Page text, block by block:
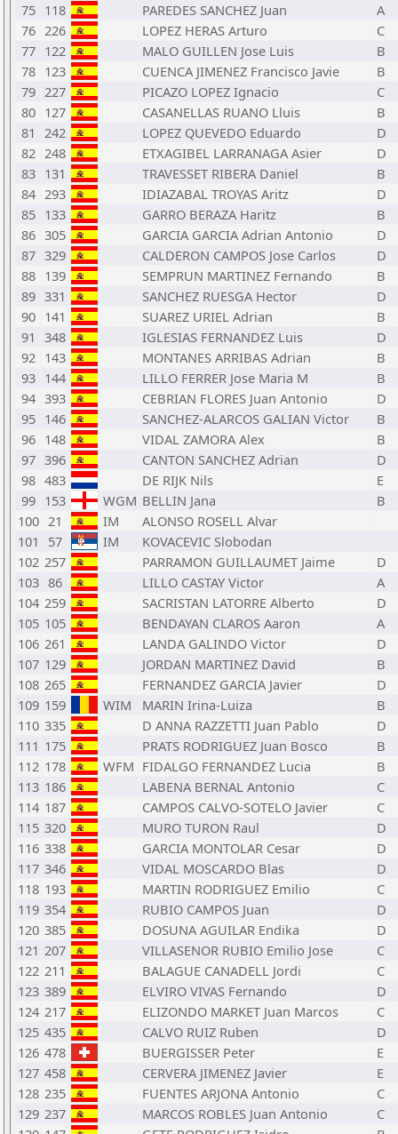
75 118 PAREDES SANCHEZ Juan
A
76 226 LOPEZ HERAS Arturo
C
77 122 MALO GUILLEN Jose Luis
B
78 123 CUENCA JIMENEZ Francisco Javie
B
79 227 PICAZO LOPEZ Ignacio
C
80 127 CASANELLAS RUANO Lluis
B
81 242 LOPEZ QUEVEDO Eduardo
D
82 248 ETXAGIBEL LARRANAGA Asier
D
83 131 TRAVESSET RIBERA Daniel
B
84 293 IDIAZABAL TROYAS Aritz
D
85 133 GARRO BERAZA Haritz
B
86 305 GARCIA GARCIA Adrian Antonio
D
87 329 CALDERON CAMPOS Jose Carlos
D
88 139 SEMPRUN MARTINEZ Fernando
B
89 331 SANCHEZ RUESGA Hector
D
90 141 SUAREZ URIEL Adrian
B
91 348 IGLESIAS FERNANDEZ Luis
D
92 143 MONTANES ARRIBAS Adrian
B
93 144 LILLO FERRER Jose Maria M
B
94 393 CEBRIAN FLORES Juan Antonio
D
95 146 SANCHEZ-ALARCOS GALIAN Victor
B
96 148 VIDAL ZAMORA Alex
B
97 396 CANTON SANCHEZ Adrian
D
98 483 DE RIJK Nils
E
99 153 WGM BELLIN Jana
B
100 21 IM
ALONSO ROSELL Alvar
101
57 IM
KOVACEVIC Slobodan
102 257 PARRAMON GUILLAUMET Jaime
D
103 86 LILLO CASTAY Victor
A
104 259 SACRISTAN LATORRE Alberto
D
105 105 BENDAYAN CLAROS Aaron
A
106 261 LANDA GALINDO Victor
D
107 129 JORDAN MARTINEZ David
B
108 265 FERNANDEZ GARCIA Javier
D
109 159 WIM MARIN Irina-Luiza
B
110 335 D ANNA RAZZETTI Juan Pablo
D
111 175 PRATS RODRIGUEZ Juan Bosco
B
112 178 WFM FIDALGO FERNANDEZ Lucia
B
113 186 LABENA BERNAL Antonio
C
114 187 CAMPOS CALVO-SOTELO Javier
C
115 320 MURO TURON Raul
D
116 338 GARCIA MONTOLAR Cesar
D
117 346 VIDAL MOSCARDO Blas
D
118 193 MARTIN RODRIGUEZ Emilio
C
119 354 RUBIO CAMPOS Juan
D
120 385 DOSUNA AGUILAR Endika
D
121 207 VILLASENOR RUBIO Emilio Jose
C
122 211 BALAGUE CANADELL Jordi
C
123 389 ELVIRO VIVAS Fernando
D
124 217 ELIZONDO MARKET Juan Marcos
C
125 435 CALVO RUIZ Ruben
D
126 478 BUERGISSER Peter
E
127 458 CERVERA JIMENEZ Javier
E
128 235 FUENTES ARJONA Antonio
C
129 237 MARCOS ROBLES Juan Antonio
C